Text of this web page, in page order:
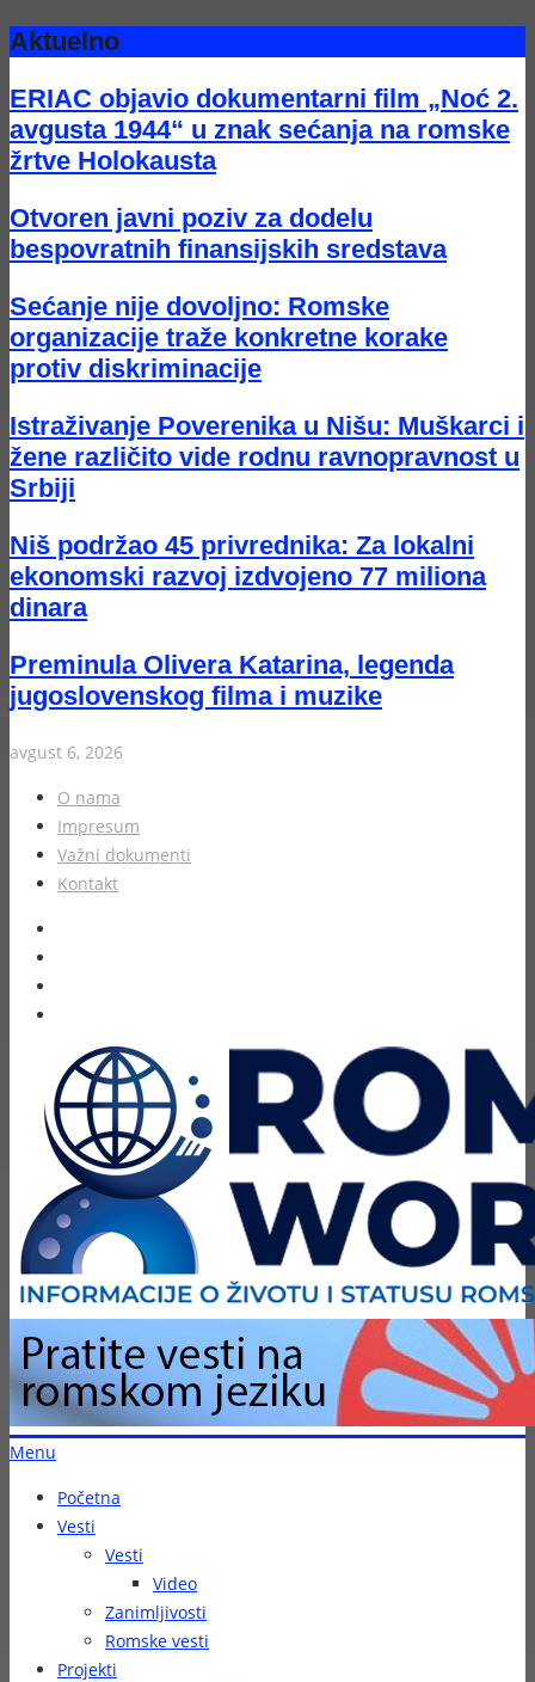
Aktuelno
ERIAC objavio dokumentarni film „Noć 2.
avgusta 1944“ u znak sećanja na romske
žrtve Holokausta
Otvoren javni poziv za dodelu
bespovratnih finansijskih sredstava
Sećanje nije dovoljno: Romske
organizacije traže konkretne korake
protiv diskriminacije
Istraživanje Poverenika u Nišu: Muškarci i
žene različito vide rodnu ravnopravnost u
Srbiji
Niš podržao 45 privrednika: Za lokalni
ekonomski razvoj izdvojeno 77 miliona
dinara
Preminula Olivera Katarina, legenda
jugoslovenskog filma i muzike
avgust 6, 2026
O nama
Impresum
Važni dokumenti
Kontakt
Menu
Početna
Vesti
Vesti
Video
Zanimljivosti
Romske vesti
Projekti